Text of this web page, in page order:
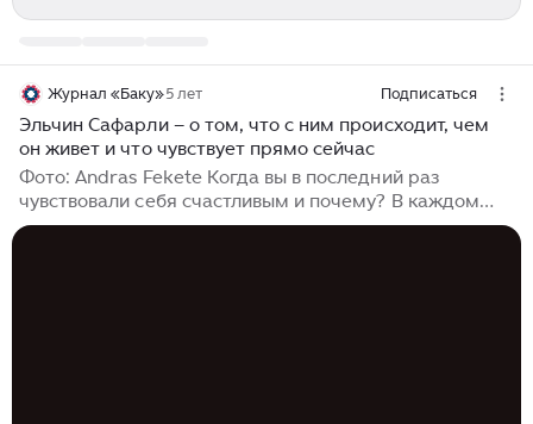
Журнал «Баку»5 лет Подписаться
Эльчин Сафарли – о том, что с ним происходит, чем
он живет и что чувствует прямо сейчас
Фото: Andras Fekete Когда вы в последний раз
чувствовали себя счастливым и почему? В каждом
новом дне я вижу, слышу, ощущаю, какой же это